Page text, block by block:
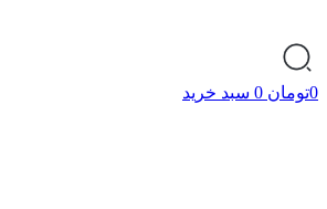
0تومان 0 سبد خرید